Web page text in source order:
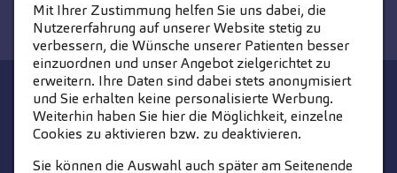
STARTSEITE
KONTAKT
COOKIE-EINSTELLUNGEN
IMPRESSUM
DATENSCHUTZ
Mit Ihrer Zustimmung helfen Sie uns dabei, die
Nutzererfahrung auf unserer Website stetig zu
verbessern, die Wünsche unserer Patienten besser
einzuordnen und unser Angebot zielgerichtet zu
erweitern. Ihre Daten sind dabei stets anonymisiert
und Sie erhalten keine personalisierte Werbung.
Weiterhin haben Sie hier die Möglichkeit, einzelne
Cookies zu aktivieren bzw. zu deaktivieren.
Sie können die Auswahl auch später am Seitenende